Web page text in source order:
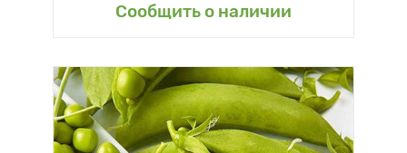
Сообщить о наличии